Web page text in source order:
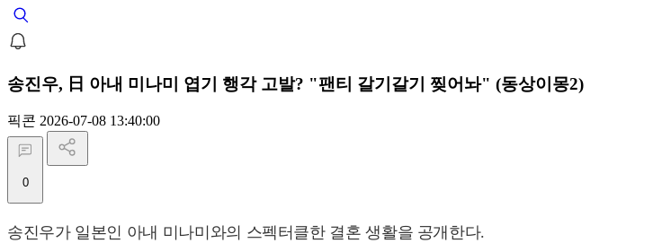
송진우, 日 아내 미나미 엽기 행각 고발? "팬티 갈기갈기 찢어놔" (동상이몽2)
픽콘 2026-07-08 13:40:00
0
송진우가 일본인 아내 미나미와의 스펙터클한 결혼 생활을 공개한다.